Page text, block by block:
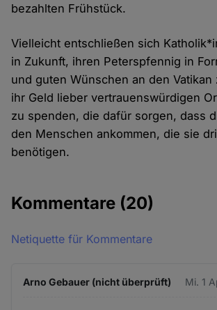
bezahlten Frühstück.
Vielleicht entschließen sich
in Zukunft, ihren Peterspfennig in
und guten Wünschen an den
ihr Geld lieber vertrauenswürdigen
zu spenden, die dafür sorgen, dass
den Menschen ankommen, die sie
benötigen.
Kommentare (20)
Netiquette für Kommentare
Arno Gebauer (nicht überprüft) Mi. 1